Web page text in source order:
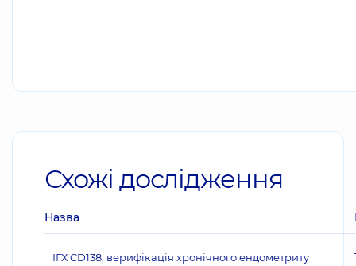
Схожі дослідження
Назва
ІГХ CD138, верифікація хронічного ендометриту